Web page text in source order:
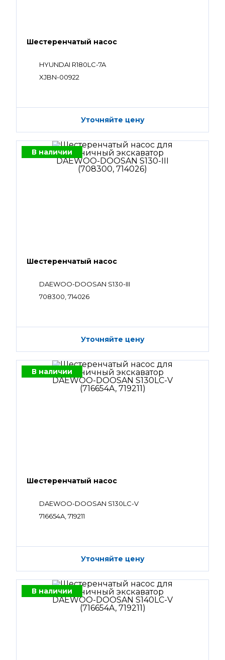
Шестеренчатый насос
HYUNDAI R180LC-7A
XJBN-00922
Уточняйте цену
В наличии
Шестеренчатый насос
DAEWOO-DOOSAN S130-III
708300, 714026
Уточняйте цену
В наличии
Шестеренчатый насос
DAEWOO-DOOSAN S130LC-V
716654A, 719211
Уточняйте цену
В наличии